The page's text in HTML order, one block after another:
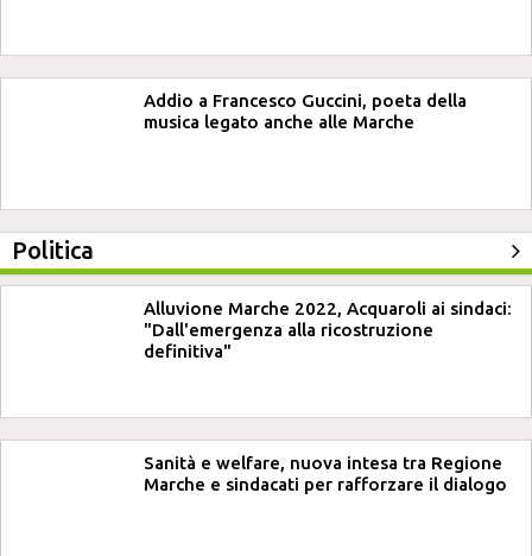
Addio a Francesco Guccini, poeta della
musica legato anche alle Marche
Politica
Alluvione Marche 2022, Acquaroli ai sindaci:
"Dall'emergenza alla ricostruzione
definitiva"
Sanità e welfare, nuova intesa tra Regione
Marche e sindacati per rafforzare il dialogo